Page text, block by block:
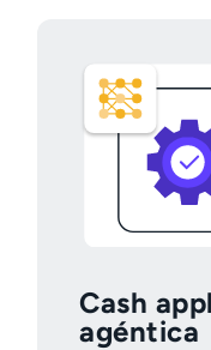
Cash
agéntica